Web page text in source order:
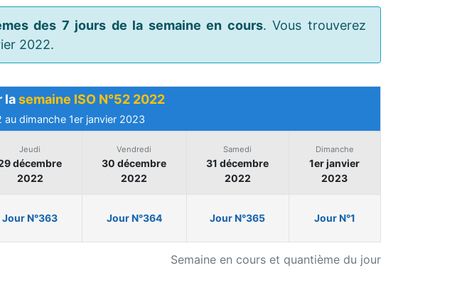
des 7 jours de la semaine en cours. Vous trouverez
2022.
Semaine en cours et quantième du jour
lasemaine ISO N°52 2022
dimanche 1er janvier 2023
Jeudi
décembre
2022
Vendredi
30 décembre
2022
Samedi
31 décembre
2022
Dimanche
1er janvier
2023
Jour N°363 Jour N°364 Jour N°365 Jour N°1